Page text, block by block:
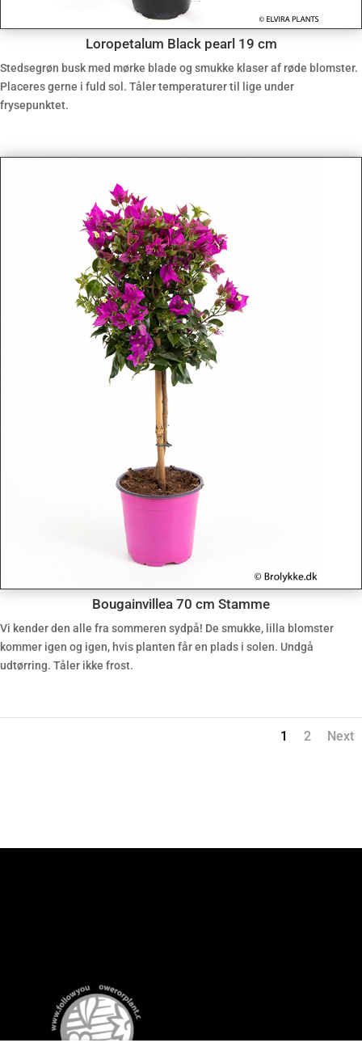
Loropetalum Black pearl 19 cm
Stedsegrøn busk med mørke blade og smukke klaser af røde blomster.
Placeres gerne i fuld sol. Tåler temperaturer til lige under
frysepunktet.
Bougainvillea 70 cm Stamme
Vi kender den alle fra sommeren sydpå! De smukke, lilla blomster
kommer igen og igen, hvis planten får en plads i solen. Undgå
udtørring. Tåler ikke frost.
1 2 Next